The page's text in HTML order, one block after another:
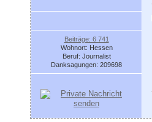
Beiträge: 6 741
Wohnort: Hessen
Beruf: Journalist
Danksagungen: 209698